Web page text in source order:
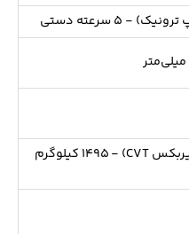
۱۵۳۷ کیلوگرم (گیربکس CVT) - ۱۴۹۵ کیلوگرم